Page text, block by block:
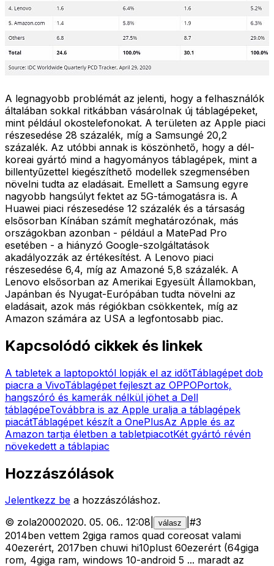
A legnagyobb problémát az jelenti, hogy a felhasználók
általában sokkal ritkábban vásárolnak új táblagépeket,
mint például okostelefonokat. A területen az Apple piaci
részesedése 28 százalék, míg a Samsungé 20,2
százalék. Az utóbbi annak is köszönhető, hogy a dél-
koreai gyártó mind a hagyományos táblagépek, mint a
billentyűzettel kiegészíthető modellek szegmensében
növelni tudta az eladásait. Emellett a Samsung egyre
nagyobb hangsúlyt fektet az 5G-támogatásra is. A
Huawei piaci részesedése 12 százalék és a társaság
elsősorban Kínában számít meghatározónak, más
országokban azonban - például a MatePad Pro
esetében - a hiányzó Google-szolgáltatások
akadályozzák az értékesítést. A Lenovo piaci
részesedése 6,4, míg az Amazoné 5,8 százalék. A
Lenovo elsősorban az Amerikai Egyesült Államokban,
Japánban és Nyugat-Európában tudta növelni az
eladásait, azok más régiókban csökkentek, míg az
Amazon számára az USA a legfontosabb piac.
Kapcsolódó cikkek és linkek
A tabletek a laptopoktól lopják el az időtTáblagépet dob
piacra a VivoTáblagépet fejleszt az OPPOPortok,
hangszóró és kamerák nélkül jöhet a Dell
táblagépeTovábbra is az Apple uralja a táblagépek
piacátTáblagépet készít a OnePlusAz Apple és az
Amazon tartja életben a tabletpiacotKét gyártó révén
növekedett a táblapiac
Hozzászólások
Jelentkezz be a hozzászóláshoz.
© zola20002020. 05. 06.. 12:08 válasz #3
2014ben vettem 2giga ramos quad coreosat valami
40ezerért, 2017ben chuwi hi10plust 60ezerért (64giga
rom, 4giga ram, windows 10-android 5 ... maradt az